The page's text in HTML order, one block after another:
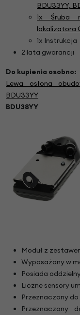
BDU33YY,
1x Śruba
lokalizatora
1x Instrukcja
2 lata gwarancji
Do kupienia osobno:
Lewa osłona
BDU33YY
BDU38YY
Moduł z
Wyposażony w
Posiada
Liczne sensory
Przeznaczony do
Przeznaczony